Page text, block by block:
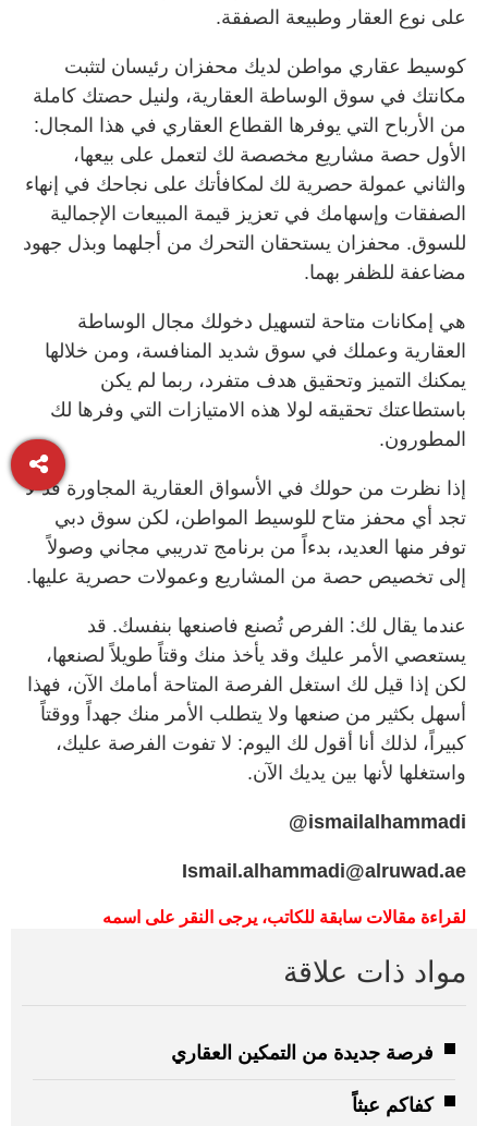
على نوع العقار وطبيعة الصفقة.
كوسيط عقاري مواطن لديك محفزان رئيسان لتثبت
مكانتك في سوق الوساطة العقارية، ولنيل حصتك كاملة
من الأرباح التي يوفرها القطاع العقاري في هذا المجال:
الأول حصة مشاريع مخصصة لك لتعمل على بيعها،
والثاني عمولة حصرية لك لمكافأتك على نجاحك في إنهاء
الصفقات وإسهامك في تعزيز قيمة المبيعات الإجمالية
للسوق. محفزان يستحقان التحرك من أجلهما وبذل جهود
مضاعفة للظفر بهما.
هي إمكانات متاحة لتسهيل دخولك مجال الوساطة
العقارية وعملك في سوق شديد المنافسة، ومن خلالها
يمكنك التميز وتحقيق هدف متفرد، ربما لم يكن
باستطاعتك تحقيقه لولا هذه الامتيازات التي وفرها لك
المطورون.
إذا نظرت من حولك في الأسواق العقارية المجاورة قد لا
تجد أي محفز متاح للوسيط المواطن، لكن سوق دبي
توفر منها العديد، بدءاً من برنامج تدريبي مجاني وصولاً
إلى تخصيص حصة من المشاريع وعمولات حصرية عليها.
عندما يقال لك: الفرص تُصنع فاصنعها بنفسك. قد
يستعصي الأمر عليك وقد يأخذ منك وقتاً طويلاً لصنعها،
لكن إذا قيل لك استغل الفرصة المتاحة أمامك الآن، فهذا
أسهل بكثير من صنعها ولا يتطلب الأمر منك جهداً ووقتاً
كبيراً، لذلك أنا أقول لك اليوم: لا تفوت الفرصة عليك،
واستغلها لأنها بين يديك الآن.
ismailalhammadi@
Ismail.alhammadi@alruwad.ae
لقراءة مقالات سابقة للكاتب، يرجى النقر على اسمه
مواد ذات علاقة
فرصة جديدة من التمكين العقاري
كفاكم عبثاً